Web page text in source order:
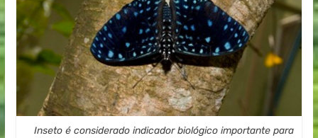
Inseto é considerado indicador biológico importante para